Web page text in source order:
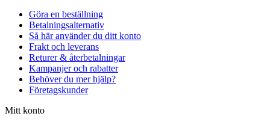
Göra en beställning
Betalningsalternativ
Så här använder du ditt konto
Frakt och leverans
Returer & återbetalningar
Kampanjer och rabatter
Behöver du mer hjälp?
Företagskunder
Mitt konto